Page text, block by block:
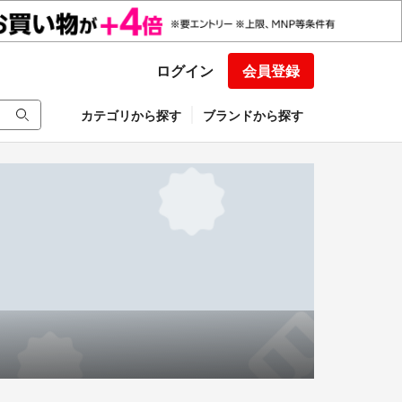
ログイン 会員登録
カテゴリから探す ブランドから探す